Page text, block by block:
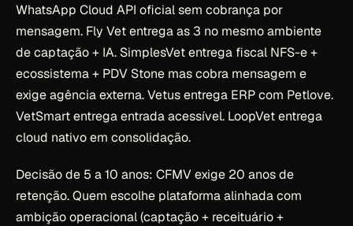
WhatsApp Cloud API oficial sem cobrança por
mensagem. Fly Vet entrega as 3 no mesmo ambiente
de captação + IA. SimplesVet entrega fiscal NFS-e +
ecossistema + PDV Stone mas cobra mensagem e
exige agência externa. Vetus entrega ERP com Petlove.
VetSmart entrega entrada acessível. LoopVet entrega
cloud nativo em consolidação.
Decisão de 5 a 10 anos: CFMV exige 20 anos de
retenção. Quem escolhe plataforma alinhada com
ambição operacional (captação + receituário +